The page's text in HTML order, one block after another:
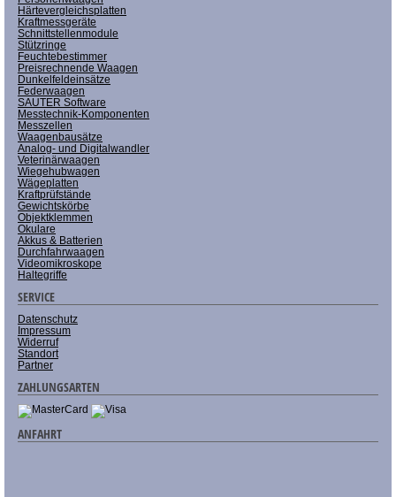
Härtevergleichsplatten
Kraftmessgeräte
Schnittstellenmodule
Stützringe
Feuchtebestimmer
Preisrechnende Waagen
Dunkelfeldeinsätze
Federwaagen
SAUTER Software
Messtechnik-Komponenten
Messzellen
Waagenbausätze
Analog- und Digitalwandler
Veterinärwaagen
Wiegehubwagen
Wägeplatten
Kraftprüfstände
Gewichtskörbe
Objektklemmen
Okulare
Akkus & Batterien
Durchfahrwaagen
Videomikroskope
Haltegriffe
SERVICE
Datenschutz
Impressum
Widerruf
Standort
Partner
ZAHLUNGSARTEN
ANFAHRT